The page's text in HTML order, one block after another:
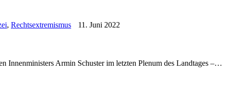
, Rechtsextremismus 11. Juni 2022
Innenministers Armin Schuster im letzten Plenum des Landtages –…